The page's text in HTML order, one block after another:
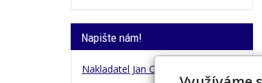
Napište nám!
Nakladatel Jan Otto